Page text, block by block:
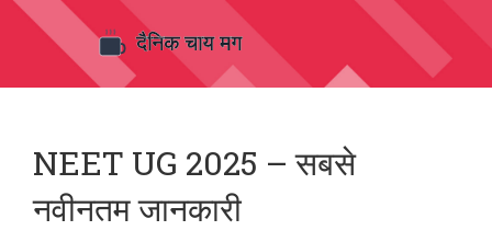
NEET UG 2025 – सबसे
नवीनतम जानकारी